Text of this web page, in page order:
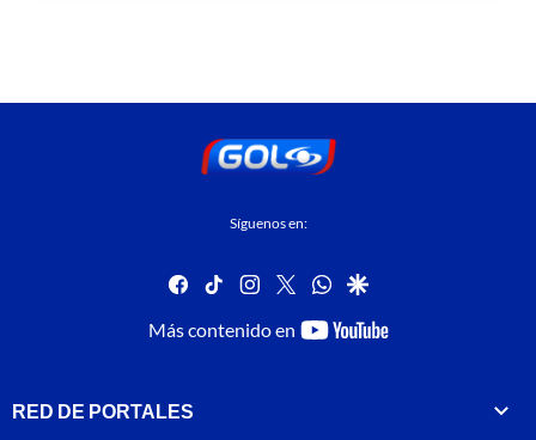
Síguenos en:
facebook
tiktok instagram
twitterwhatsapp
google
Más contenido en
youtube-
RED DE PORTALES